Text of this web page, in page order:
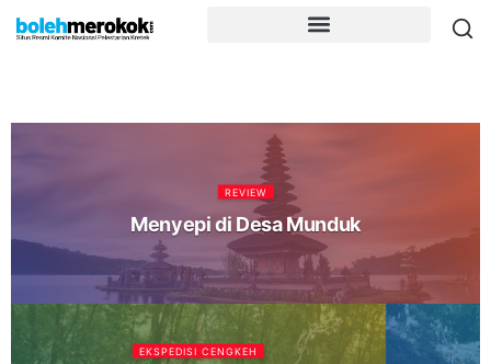
REVIEW
Menyepi di Desa Munduk
EKSPEDISI CENGKEH